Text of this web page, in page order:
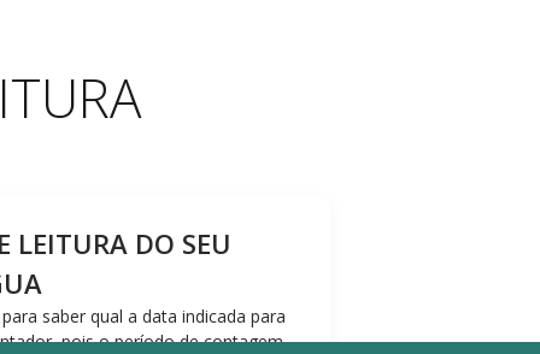
LEITURA DO SEU
saber qual a data indicada para
pois o período de contagem